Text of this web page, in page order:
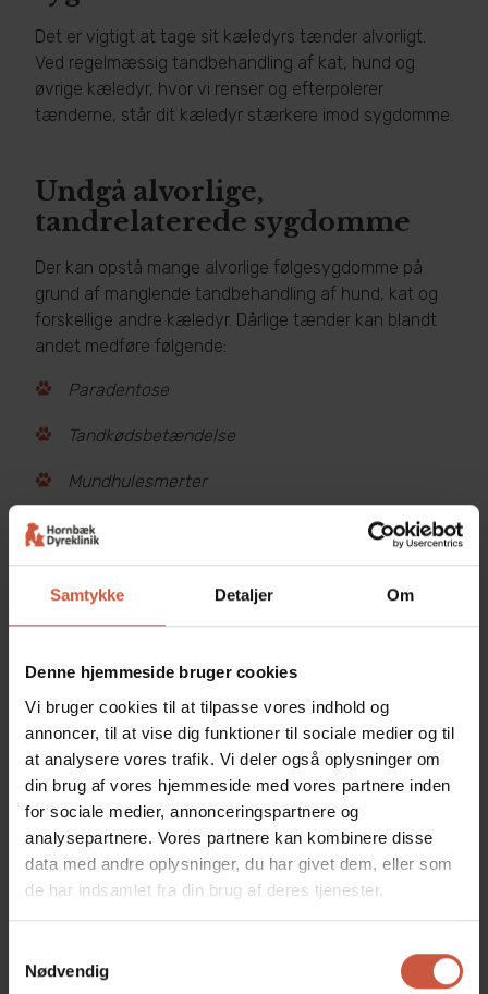
Samtykke Detaljer Om
Denne hjemmeside bruger cookies
Vi bruger cookies til at tilpasse vores indhold og
annoncer, til at vise dig funktioner til sociale medier og til
at analysere vores trafik. Vi deler også oplysninger om
din brug af vores hjemmeside med vores partnere inden
for sociale medier, annonceringspartnere og
analysepartnere. Vores partnere kan kombinere disse
data med andre oplysninger, du har givet dem, eller som
de har indsamlet fra din brug af deres tjenester.
Nødvendig
​Det er vigtigt at tage sit kæledyrs tænder alvorligt.
Ved regelmæssig tandbehandling af kat, hund og
øvrige kæledyr, hvor vi renser og efterpolerer
tænderne, står dit kæledyr stærkere imod sygdomme.
Undgå alvorlige,
tandrelaterede sygdomme
Der kan opstå mange alvorlige følgesygdomme på
grund af manglende tandbehandling af hund, kat og
forskellige andre kæledyr. Dårlige tænder kan blandt
andet medføre følgende:
Paradentose
Tandkødsbetændelse
Mundhulesmerter
Organsvigt
Hjertelidelser
tandbehandling af kat og
hund
Ved en tandrensning er det nødvendigt med
bedøvelse, for at kunne udføre en ordentlig rensning.
Det er vigtigt at komme ordentligt op under
tandkødsrandene og ind på bagsiden af tænderne, så
følgesygdomme pga. af dårlig tandhygiejne
forebygges.
​Dårlige tænder og